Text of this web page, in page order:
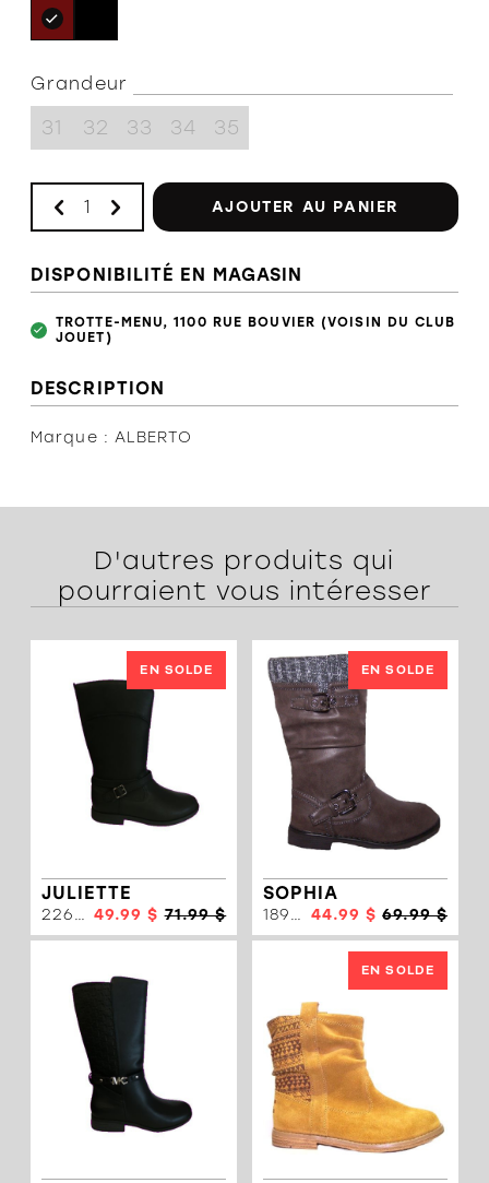
SANDALE
SPORT
SOLDES
SANDALE
CHIC
SPORT
SOULIER
FILLE
SOULIER
HIVER
SANDALE
SOULIER
FILLE
SOULIER
GARCON
Grandeur
31 32 33 34 35
AJOUTER AU PANIER
DISPONIBILITÉ EN MAGASIN
TROTTE-MENU, 1100 RUE BOUVIER (VOISIN DU CLUB
JOUET)
DESCRIPTION
Marque : ALBERTO
D'autres produits qui
pourraient vous intéresser
EN SOLDE
JULIETTE
22675 49.99 $ 71.99 $
EN SOLDE
SOPHIA
18931 44.99 $ 69.99 $
EN SOLDE